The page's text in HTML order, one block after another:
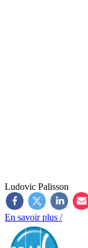
Ludovic Palisson
En savoir plus /